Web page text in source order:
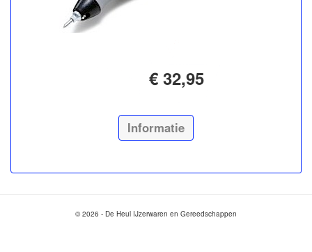
€ 32,95
Informatie
© 2026 - De Heul IJzerwaren en Gereedschappen